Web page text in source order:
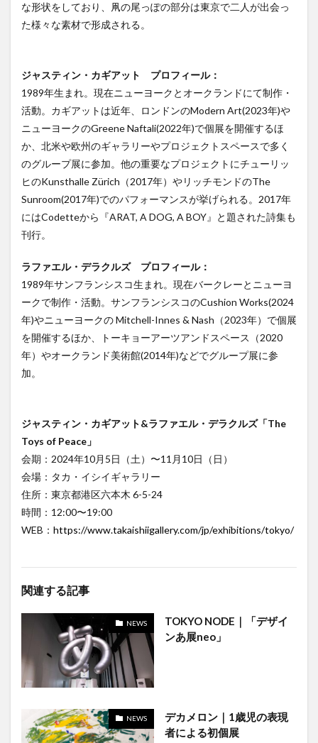
な形状をしており、凧の尾っぽの部分は東京で二人が出会っ
た様々な素材で形成される。
ジャスティン・カギアット プロフィール：
1989年生まれ。現在ニューヨークとオークランドにて制作・
活動。カギアットは近年、ロンドンのModern Art(2023年)や
ニューヨークのGreene Naftali(2022年)で個展を開催するほ
か、北米や欧州のギャラリーやプロジェクトスペースで多く
のグループ展に参加。他の重要なプロジェクトにチューリッ
ヒのKunsthalle Zürich（2017年）やリッチモンドのThe
Sunroom(2017年)でのパフォーマンスが挙げられる。2017年
にはCodetteから『ARAT, A DOG, A BOY』と題された詩集も
刊行。
ラファエル・デラクルズ プロフィール：
1989年サンフランシスコ生まれ。現在バークレーとニューヨ
ークで制作・活動。サンフランシスコのCushion Works(2024
年)やニューヨークの Mitchell-Innes & Nash（2023年）で個展
を開催するほか、トーキョーアーツアンドスペース（2020
年）やオークランド美術館(2014年)などでグループ展に参
加。
ジャスティン・カギアット&ラファエル・デラクルズ「The
Toys of Peace」
会期：2024年10月5日（土）〜11月10日（日）
会場：タカ・イシイギャラリー
住所：東京都港区六本木 6-5-24
時間：12:00〜19:00
WEB： https://www.takaishiigallery.com/jp/exhibitions/tokyo/
関連する記事
NEWS
TOKYO NODE｜「デザイ
ンあ展neo」
NEWS
デカメロン｜1歳児の表現
者による初個展